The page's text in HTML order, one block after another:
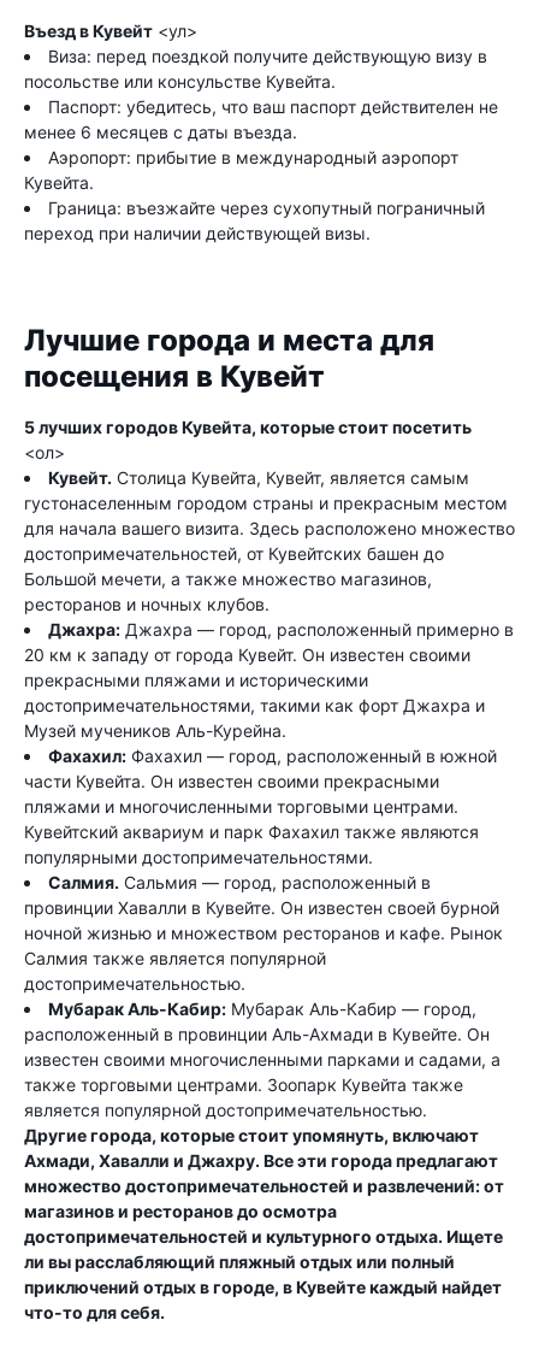
Въезд в Кувейт <ул>
Виза: перед поездкой получите действующую визу в
посольстве или консульстве Кувейта.
Паспорт: убедитесь, что ваш паспорт действителен не
менее 6 месяцев с даты въезда.
Аэропорт: прибытие в международный аэропорт
Кувейта.
Граница: въезжайте через сухопутный пограничный
переход при наличии действующей визы.
Лучшие города и места для
посещения в Кувейт
5 лучших городов Кувейта, которые стоит посетить
<ол>
Кувейт. Столица Кувейта, Кувейт, является самым
густонаселенным городом страны и прекрасным местом
для начала вашего визита. Здесь расположено множество
достопримечательностей, от Кувейтских башен до
Большой мечети, а также множество магазинов,
ресторанов и ночных клубов.
Джахра: Джахра — город, расположенный примерно в
20 км к западу от города Кувейт. Он известен своими
прекрасными пляжами и историческими
достопримечательностями, такими как форт Джахра и
Музей мучеников Аль-Курейна.
Фахахил: Фахахил — город, расположенный в южной
части Кувейта. Он известен своими прекрасными
пляжами и многочисленными торговыми центрами.
Кувейтский аквариум и парк Фахахил также являются
популярными достопримечательностями.
Салмия. Сальмия — город, расположенный в
провинции Хавалли в Кувейте. Он известен своей бурной
ночной жизнью и множеством ресторанов и кафе. Рынок
Салмия также является популярной
достопримечательностью.
Мубарак Аль-Кабир: Мубарак Аль-Кабир — город,
расположенный в провинции Аль-Ахмади в Кувейте. Он
известен своими многочисленными парками и садами, а
также торговыми центрами. Зоопарк Кувейта также
является популярной достопримечательностью.
Другие города, которые стоит упомянуть, включают
Ахмади, Хавалли и Джахру. Все эти города предлагают
множество достопримечательностей и развлечений: от
магазинов и ресторанов до осмотра
достопримечательностей и культурного отдыха. Ищете
ли вы расслабляющий пляжный отдых или полный
приключений отдых в городе, в Кувейте каждый найдет
что-то для себя.